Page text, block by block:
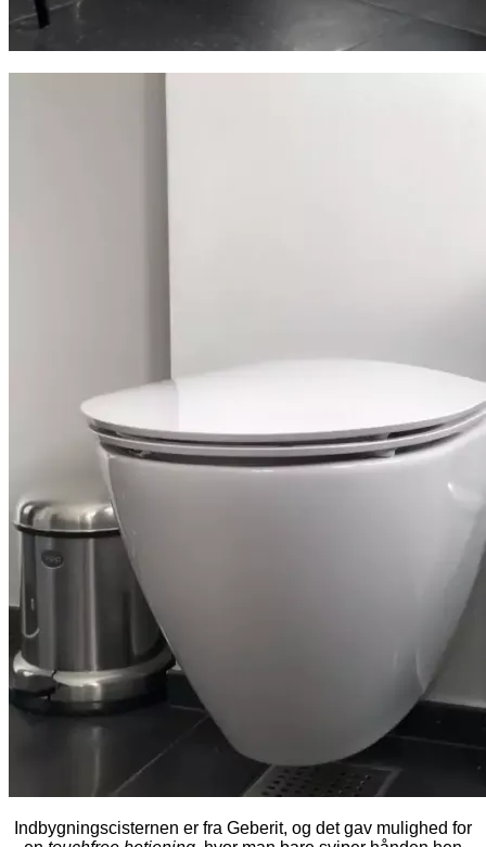
Indbygningscisternen er fra Geberit, og det gav mulighed for